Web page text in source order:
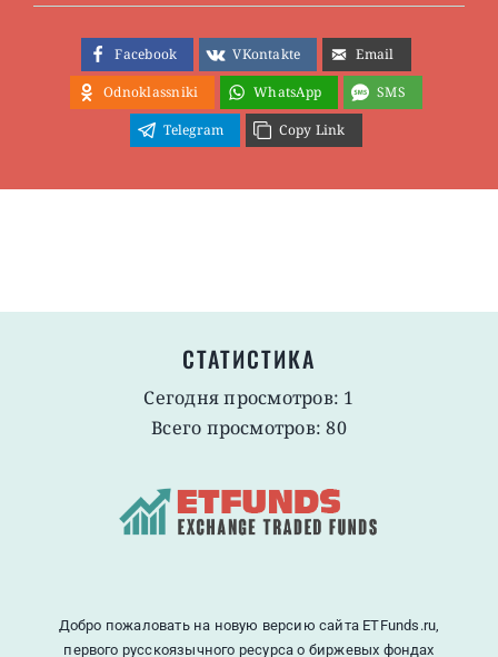
Facebook VKontakte
Email
Odnoklassniki
WhatsApp
SMS
Telegram
Copy Link
СТАТИСТИКА
Сегодня просмотров: 1
Всего просмотров: 80
Добро пожаловать на новую версию сайта ETFunds.ru,
первого русскоязычного ресурса о биржевых фондах